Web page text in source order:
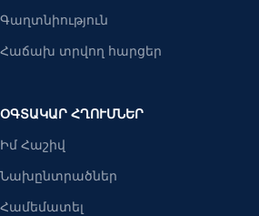
Գաղտնիություն
Հաճախ տրվող հարցեր
ՕԳՏԱԿԱՐ ՀՂՈՒՄՆԵՐ
Իմ Հաշիվ
Նախընտրածներ
Համեմատել